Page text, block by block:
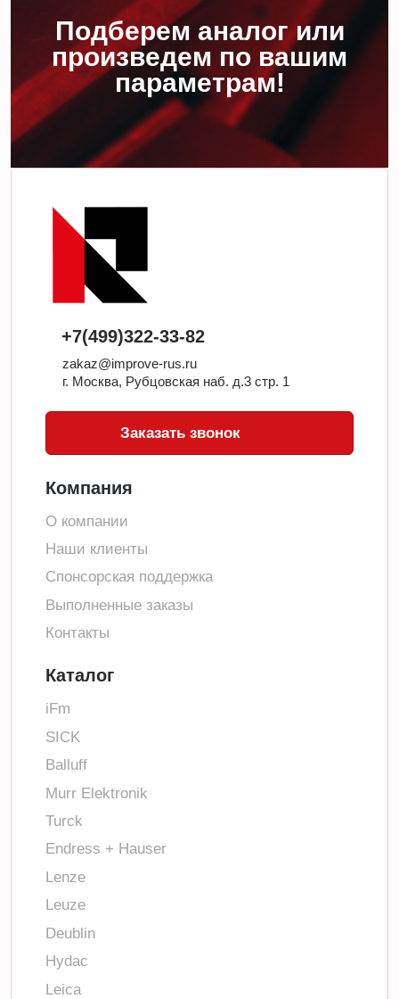
Подберем аналог или
произведем по вашим
параметрам!
+7(499)322-33-82
zakaz@improve-rus.ru
г. Москва, Рубцовская наб. д.3 стр. 1
Заказать звонок
Компания
О компании
Наши клиенты
Спонсорская поддержка
Выполненные заказы
Контакты
Каталог
iFm
SICK
Balluff
Murr Elektronik
Turck
Endress + Hauser
Lenze
Leuze
Deublin
Hydac
Leica